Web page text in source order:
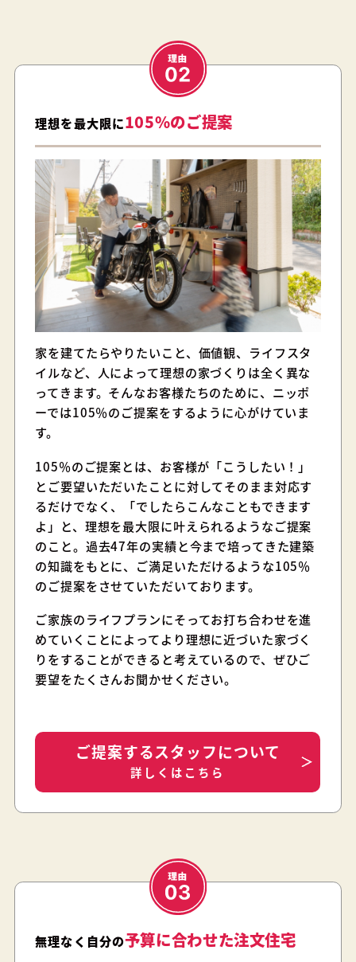
理想を最大限に105%のご提案
家を建てたらやりたいこと、価値観、ライフスタ
イルなど、人によって理想の家づくりは全く異な
ってきます。そんなお客様たちのために、ニッポ
ーでは105％のご提案をするように心がけていま
す。
105％のご提案とは、お客様が「こうしたい！」
とご要望いただいたことに対してそのまま対応す
るだけでなく、「でしたらこんなこともできます
よ」と、理想を最大限に叶えられるようなご提案
のこと。過去47年の実績と今まで培ってきた建築
の知識をもとに、ご満足いただけるような105％
のご提案をさせていただいております。
ご家族のライフプランにそってお打ち合わせを進
めていくことによってより理想に近づいた家づく
りをすることができると考えているので、ぜひご
要望をたくさんお聞かせください。
ご提案するスタッフについて
詳しくはこちら
無理なく自分の予算に合わせた注文住宅